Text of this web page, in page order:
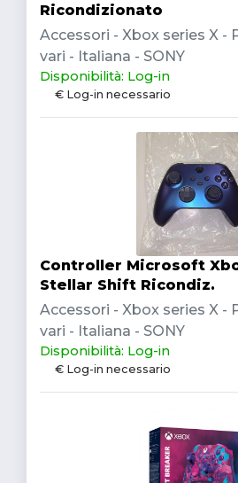
Ricondizionato
Accessori - Xbox series X -
vari - Italiana - SONY
Disponibilità: Log-in
€ Log-in necessario
Controller Microsoft
Stellar Shift Ricondiz.
Accessori - Xbox series X -
vari - Italiana - SONY
Disponibilità: Log-in
€ Log-in necessario